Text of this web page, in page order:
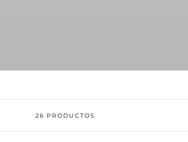
26 PRODUCTOS